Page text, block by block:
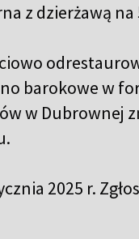
z dzierżawą na
barokowe w
w Dubrownej
2025 r.